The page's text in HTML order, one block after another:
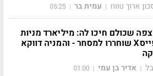
ארוך טווח | עמית בר |
05:25
שכולם חיכו לה: מיליארד מניות
ספייסX שוחררו למסחר - והמניה דווקא
| אדיר בן עמי |
01:00